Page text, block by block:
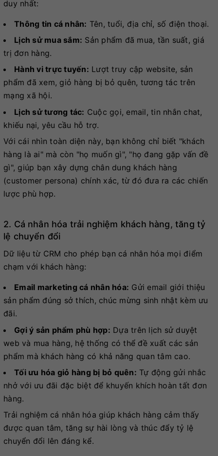
duy nhất:
Thông tin cá nhân: Tên, tuổi, địa chỉ, số điện thoại.
Lịch sử mua sắm: Sản phẩm đã mua, tần suất, giá
trị đơn hàng.
Hành vi trực tuyến: Lượt truy cập website, sản
phẩm đã xem, giỏ hàng bị bỏ quên, tương tác trên
mạng xã hội.
Lịch sử tương tác: Cuộc gọi, email, tin nhắn chat,
khiếu nại, yêu cầu hỗ trợ.
Với cái nhìn toàn diện này, bạn không chỉ biết "khách
hàng là ai" mà còn "họ muốn gì", "họ đang gặp vấn đề
gì", giúp bạn xây dựng chân dung khách hàng
(customer persona) chính xác, từ đó đưa ra các chiến
lược phù hợp.
2. Cá nhân hóa trải nghiệm khách hàng, tăng tỷ
lệ chuyển đổi
Dữ liệu từ CRM cho phép bạn cá nhân hóa mọi điểm
chạm với khách hàng:
Email marketing cá nhân hóa: Gửi email giới thiệu
sản phẩm đúng sở thích, chúc mừng sinh nhật kèm ưu
đãi.
Gợi ý sản phẩm phù hợp: Dựa trên lịch sử duyệt
web và mua hàng, hệ thống có thể đề xuất các sản
phẩm mà khách hàng có khả năng quan tâm cao.
Tối ưu hóa giỏ hàng bị bỏ quên: Tự động gửi nhắc
nhở với ưu đãi đặc biệt để khuyến khích hoàn tất đơn
hàng.
Trải nghiệm cá nhân hóa giúp khách hàng cảm thấy
được quan tâm, tăng sự hài lòng và thúc đẩy tỷ lệ
chuyển đổi lên đáng kể.